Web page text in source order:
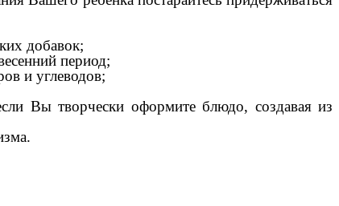
добавок;
период;
и углеводов;
Вы творчески оформите блюдо, создавая из